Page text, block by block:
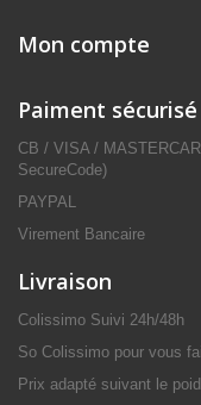
Mon compte
Paiment sécurisé
CB / VISA /
SecureCode)
PAYPAL
Virement Bancaire
Livraison
Colissimo Suivi 24h/48h
So Colissimo pour vous
Prix adapté suivant le